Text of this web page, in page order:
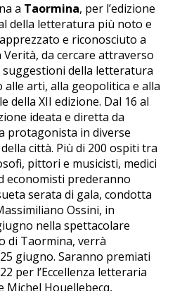
a Taormina, per l’edizione
della letteratura più noto e
e riconosciuto a
da cercare attraverso
della letteratura
arti, alla geopolitica e alla
della XII edizione. Dal 16 al
ideata e diretta da
protagonista in diverse
città. Più di 200 ospiti tra
pittori e musicisti, medici
economisti prederanno
serata di gala, condotta
Ossini, in
nella spettacolare
di Taormina, verrà
giugno. Saranno premiati
per l’Eccellenza letteraria
Michel Houellebecq,